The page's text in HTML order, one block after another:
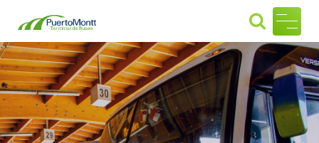
Termin
al de
Buses
Puerto
Montt